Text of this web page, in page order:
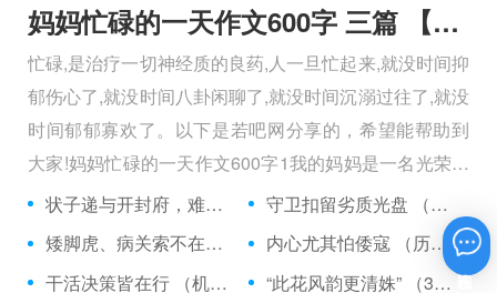
妈妈忙碌的一天作文600字 三篇 【600字】
忙碌,是治疗一切神经质的良药,人一旦忙起来,就没时间抑
郁伤心了,就没时间八卦闲聊了,就没时间沉溺过往了,就没
时间郁郁寡欢了。以下是若吧网分享的，希望能帮助到
大家!妈妈忙碌的一天作文600字1我的妈妈是一名光荣的
人民警察，她总有做不完的事情。
状子递与开封府，难忍怒气心中生 （5字口语）
守卫扣留劣质光盘 （5字常言）
矮脚虎、病关索不在，智多星、行者前往此处 （七字俗语）
内心尤其怕倭寇 （历法用语一卷帘）
干活决策皆在行 （机构简称二）
“此花风韵更清姝” （3字手机品牌）